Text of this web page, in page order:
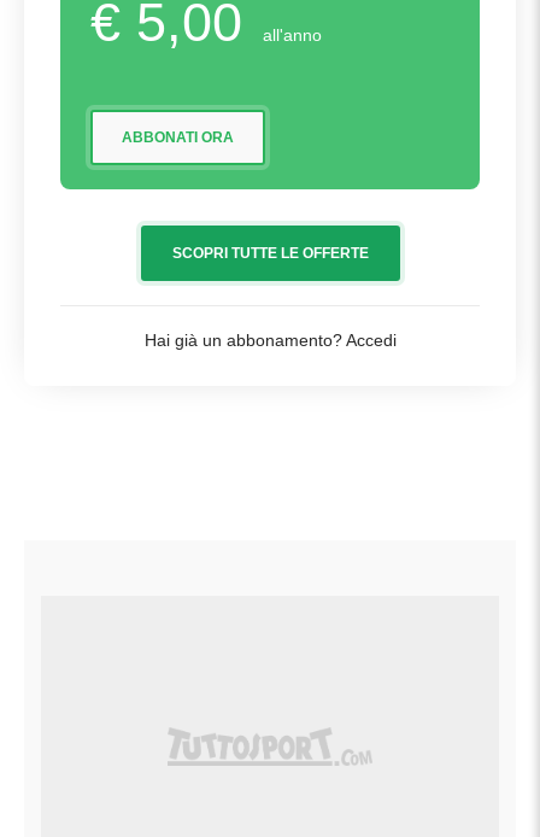
€ 5,00 all'anno
ABBONATI ORA
SCOPRI TUTTE LE OFFERTE
Hai già un abbonamento?Accedi